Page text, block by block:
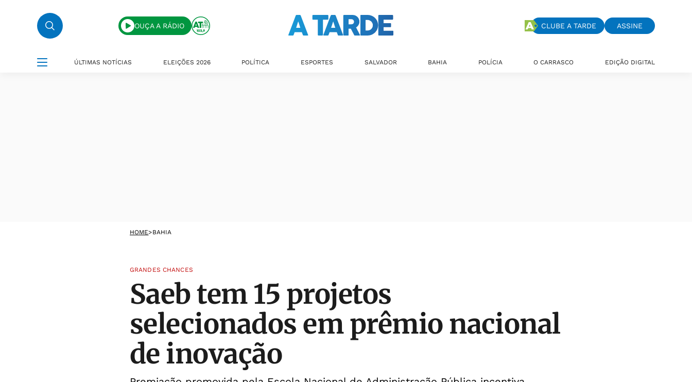
OUÇA A RÁDIO CLUBE A TARDE ASSINE
ÚLTIMAS NOTÍCIAS ELEIÇÕES 2026 POLÍTICA ESPORTES SALVADOR BAHIA POLÍCIA O CARRASCO EDIÇÃO DIGITAL
HOME>BAHIA
GRANDES CHANCES
Saeb tem 15 projetos
selecionados em prêmio nacional
de inovação